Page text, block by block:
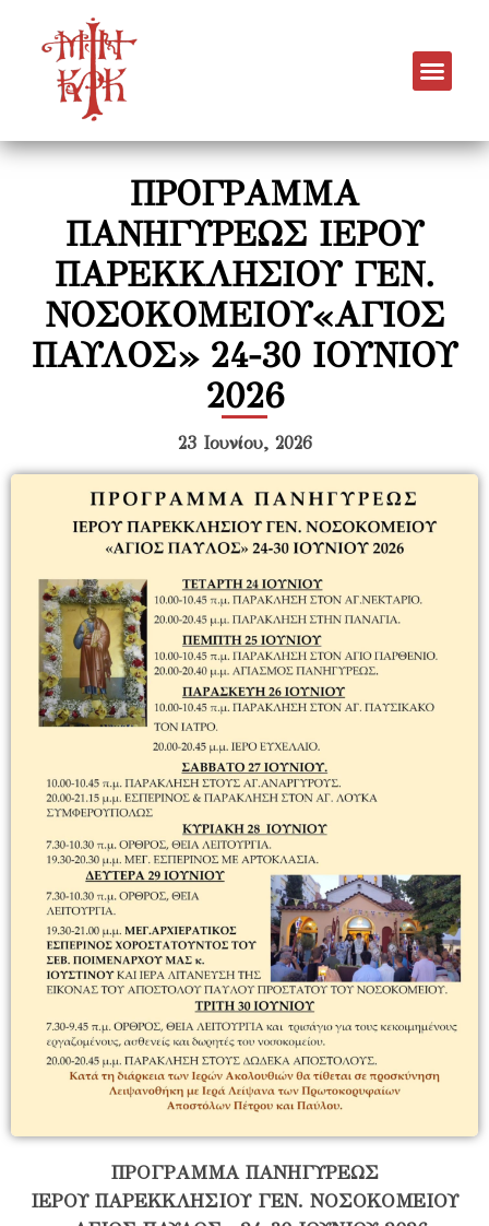
ΠΡΟΓΡΑΜΜΑ
ΠΑΝΗΓΥΡΕΩΣ ΙΕΡΟΥ
ΠΑΡΕΚΚΛΗΣΙΟΥ ΓΕΝ.
ΝΟΣΟΚΟΜΕΙΟΥ«ΑΓΙΟΣ
ΠΑΥΛΟΣ» 24-30 ΙΟΥΝΙΟΥ
2026
23 Ιουνίου, 2026
ΠΡΟΓΡΑΜΜΑ ΠΑΝΗΓΥΡΕΩΣ
ΙΕΡΟΥ ΠΑΡΕΚΚΛΗΣΙΟΥ ΓΕΝ. ΝΟΣΟΚΟΜΕΙΟΥ